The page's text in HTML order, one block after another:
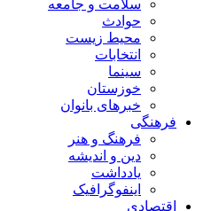
سلامت و جامعه
حوادث
محیط زیست
انتخابات
سینما
خوزستان
خبرهای بانوان
فرهنگی
فرهنگ و هنر
دین و اندیشه
یادداشت
اینفوگرافیک
اقتصادی